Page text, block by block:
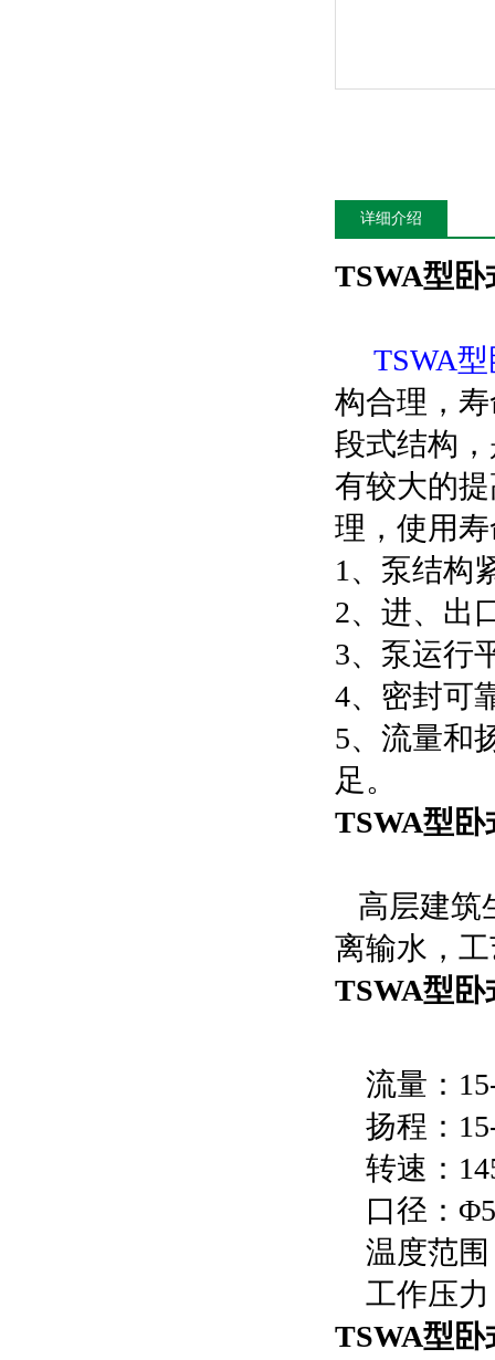
详细介绍
TSWA型卧
TSWA
构合理，
段式结构
有较大的
理，使用
1、泵结构
2、进、出
3、泵运行
4、密封可
5、流量和
足。
TSWA型卧
高层建筑
离输水，
TSWA型卧
流量：
扬程：
转速：
口径：
温度范围
工作压力
TSWA型卧